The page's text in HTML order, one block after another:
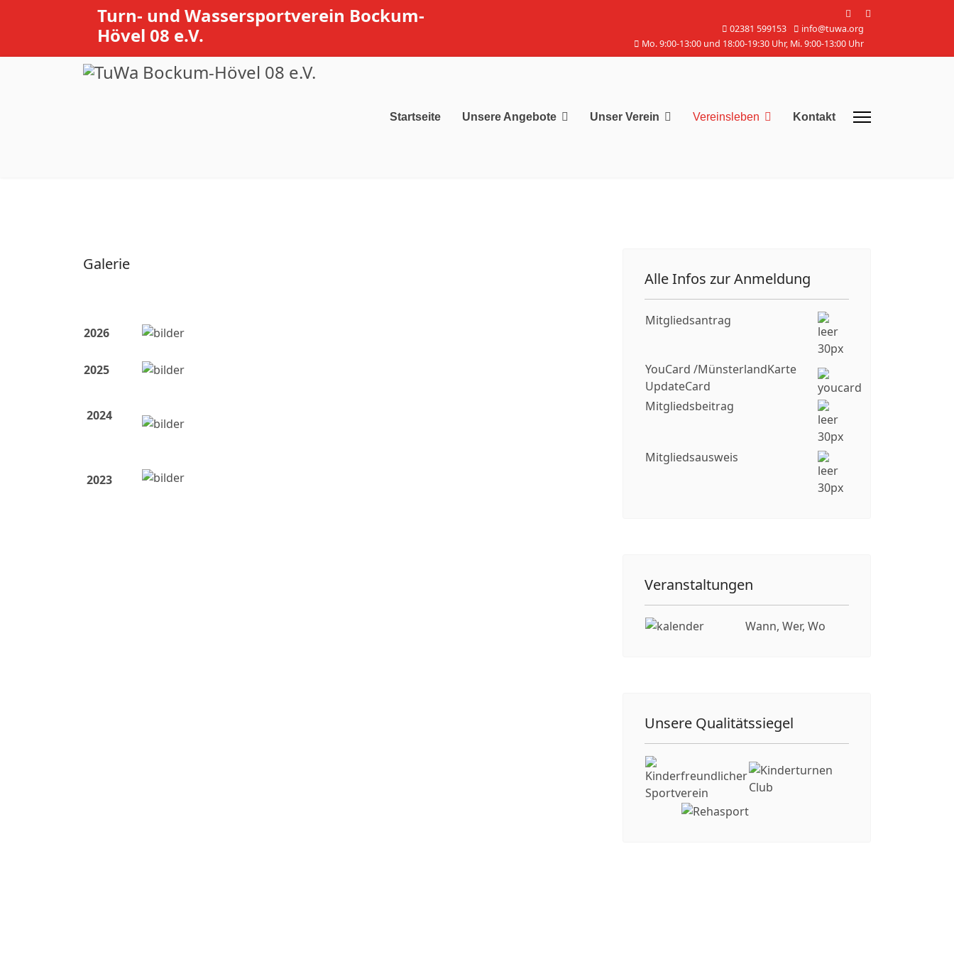
Turn- und Wassersportverein Bockum-
Hövel 08 e.V.
02381 599153
info@tuwa.org
Mo. 9:00-13:00 und 18:00-19:30 Uhr, Mi. 9:00-13:00 Uhr
Startseite Unsere Angebote Unser Verein Vereinsleben Kontakt
Galerie
2026
2025
2024
2023
Alle Infos zur Anmeldung
Mitgliedsantrag
YouCard /MünsterlandKarte
UpdateCard
Mitgliedsbeitrag
Mitgliedsausweis
Veranstaltungen
Wann, Wer, Wo
Unsere Qualitätssiegel